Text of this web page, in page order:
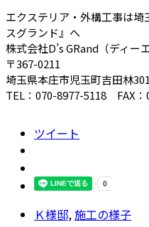
エクステリア・外構工事は
スグランド』へ
株式会社D’s GRand（ディー
〒367-0211
埼玉県本庄市児玉町吉田林301
TEL：070-8977-5118 FAX：
ツイート
Ｋ様邸,施工の様子